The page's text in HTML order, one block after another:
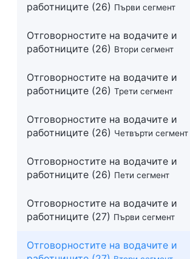
работниците (26) Първи сегмент
Отговорностите на водачите и
работниците (26) Втори сегмент
Отговорностите на водачите и
работниците (26) Трети сегмент
Отговорностите на водачите и
работниците (26) Четвърти сегмент
Отговорностите на водачите и
работниците (26) Пети сегмент
Отговорностите на водачите и
работниците (27) Първи сегмент
Отговорностите на водачите и